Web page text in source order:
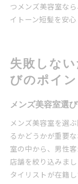
つメンズ美容室な
イトーン短髪を安心
失敗しな
びのポイン
メンズ美容室選
メンズ美容室を選
るかどうかが重要
室の中から、男性
店舗を絞り込みま
タイリストが在籍